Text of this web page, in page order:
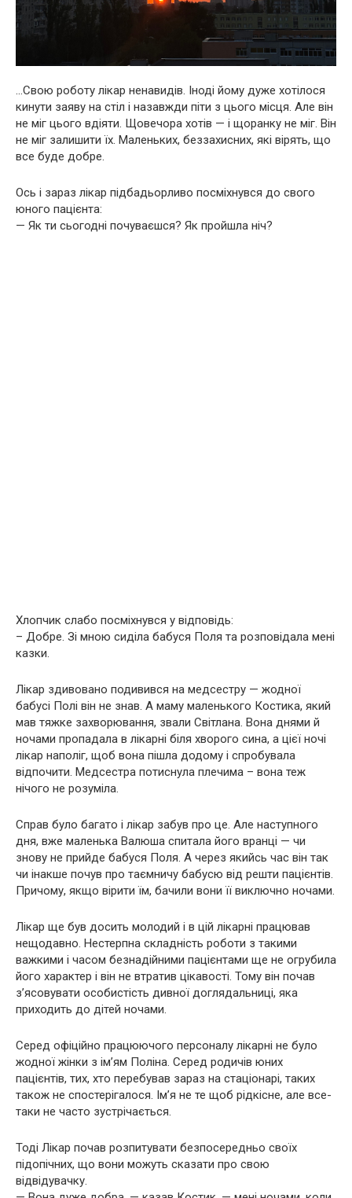
…Свою роботу лікар ненавидів. Іноді йому дуже хотілося
кинути заяву на стіл і назавжди піти з цього місця. Але він
не міг цього вдіяти. Щовечора хотів — і щоранку не міг. Він
не міг залишити їх. Маленьких, беззахисних, які вірять, що
все буде добре.
Ось і зараз лікар підбадьорливо посміхнувся до свого
юного пацієнта:
— Як ти сьогодні почуваєшся? Як пройшла ніч?
Хлопчик слабо посміхнувся у відповідь:
– Добре. Зі мною сиділа бабуся Поля та розповідала мені
казки.
Лікар здивовано подивився на медсестру — жодної
бабусі Полі він не знав. А маму маленького Костика, який
мав тяжке захворювання, звали Світлана. Вона днями й
ночами пропадала в лікарні біля хворого сина, а цієї ночі
лікар наполіг, щоб вона пішла додому і спробувала
відпочити. Медсестра потиснула плечима – вона теж
нічого не розуміла.
Справ було багато і лікар забув про це. Але наступного
дня, вже маленька Валюша спитала його вранці — чи
знову не прийде бабуся Поля. А через якийсь час він так
чи інакше почув про таємничу бабусю від решти пацієнтів.
Причому, якщо вірити їм, бачили вони її виключно ночами.
Лікар ще був досить молодий і в цій лікарні працював
нещодавно. Нестерпна складність роботи з такими
важкими і часом безнадійними пацієнтами ще не огрубила
його характер і він не втратив цікавості. Тому він почав
з’ясовувати особистість дивної доглядальниці, яка
приходить до дітей ночами.
Серед офіційно працюючого персоналу лікарні не було
жодної жінки з ім’ям Поліна. Серед родичів юних
пацієнтів, тих, хто перебував зараз на стаціонарі, таких
також не спостерігалося. Ім’я не те щоб рідкісне, але все-
таки не часто зустрічається.
Тоді Лікар почав розпитувати безпосередньо своїх
підопічних, що вони можуть сказати про свою
відвідувачку.